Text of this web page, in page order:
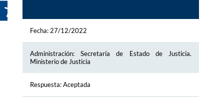
Fecha: 27/12/2022
Administración: Secretaría de Estado de Justicia.
Ministerio de Justicia
Respuesta: Aceptada